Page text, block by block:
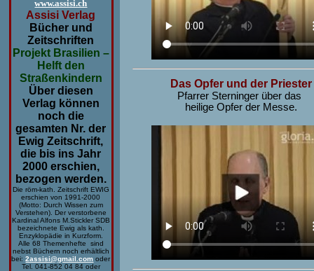
www.assisi.ch
Assisi Verlag
Bücher und
Zeitschriften
Projekt Brasilien –
Helft den
Straßenkindern
Über diesen
Verlag können
noch die
gesamten Nr. der
Ewig Zeitschrift,
die bis ins Jahr
2000 erschien,
bezogen werden.
Die röm-kath. Zeitschrift EWIG
erschien von 1991-2000
(Motto: Durch Wissen zum
Verstehen). Der verstorbene
Kardinal Alfons M.Stickler SDB
bezeichnete Ewig als kath.
Enzyklopädie in Kurzform.
Alle 68 Themenhefte sind
nebst Büchern noch erhältlich
bei:2assisi@gmail.com oder
Tel. 041-852 04 84 oder
Das Opfer und der Priester
Pfarrer Sterninger über das
heilige Opfer der Messe.